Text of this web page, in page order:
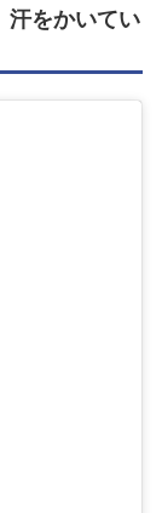
汗をかいてい